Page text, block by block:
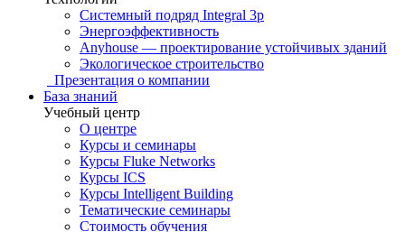
Системный подряд Integral 3p
Энергоэффективность
Anyhouse — проектирование устойчивых зданий
Экологическое строительство
Презентация о компании
База знаний
Учебный центр
О центре
Курсы и семинары
Курсы Fluke Networks
Курсы ICS
Курсы Intelligent Building
Тематические семинары
Стоимость обучения